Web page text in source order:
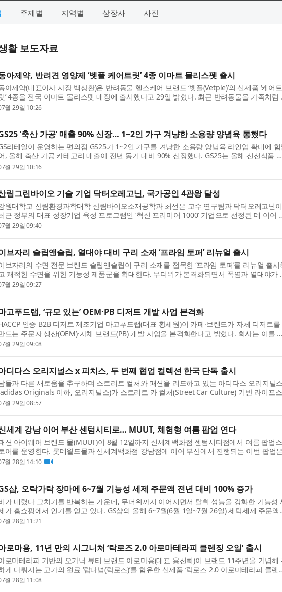
주제별 지역별 상장사 사진
활 보도자료
아제약, 반려견 영양제 ‘벳플 케어트릿’ 4종 이마트 몰리스펫 출시
아제약(대표이사 사장 백상환)은 반려동물 헬스케어 브랜드 ‘벳플(Vetple)’의 신제품 ‘케어트
’ 4종을 전국 이마트 몰리스펫 매장에 출시했다고 29일 밝혔다. 최근 반려동물을 가족처럼
는 ‘펫 휴머니제이션(Pet Hum...
월 29일 10:26
‘축산 가공’ 매출 90% 신장… 1~2인 가구 겨냥한 소용량 양념육 통했다
리테일이 운영하는 편의점 GS25가 1~2인 가구를 겨냥한 소용량 양념육 라인업 확대에 힘
, 올해 축산 가공 카테고리 매출이 전년 동기 대비 90% 신장했다. GS25는 올해 신선식품 경
력 강화 전략의 일환으로 축산 상...
월 29일 10:16
림그린바이오 기술 기업 닥터오레고닌, 국가공인 4관왕 달성
원대학교 산림환경과학대학 산림바이오소재공학과 최선은 교수 연구팀과 닥터오레고닌이
근 정부의 대표 성장기업 육성 프로그램인 ‘혁신 프리미어 1000’ 기업으로 선정된 데 이어
축산식품부 농림식품 신기술(NET)...
월 29일 09:40
브자리 슬립앤슬립, 열대야 대비 구리 소재 ‘프라임 토퍼’ 리뉴얼 출시
브자리의 수면 전문 브랜드 슬립앤슬립이 구리 소재를 접목한 ‘프라임 토퍼’를 리뉴얼 출시
쾌적한 수면을 위한 기능성 제품군을 확대한다. 무더위가 본격화되면서 폭염과 열대야가
질 전망이다. 기상청에 따르면...
월 29일 09:27
고푸드랩, ‘규모 있는’ OEM·PB 디저트 개발 사업 본격화
인증 B2B 디저트 제조기업 마고푸드랩(대표 황세원)이 카페·브랜드가 자체 디저트를
드는 주문자 생산(OEM)·자체 브랜드(PB) 개발 사업을 본격화한다고 밝혔다. 회사는 이를 단
한 ‘소량 주문 대행’이 아니라 목표...
월 29일 09:08
디다스 오리지널스 x 피치스, 두 번째 협업 컬렉션 한국 단독 출시
들과 다른 새로움을 추구하며 스트리트 컬처와 패션을 리드하고 있는 아디다스 오리지널스
Originals 이하, 오리지널스)가 스트리트 카 컬처(Street Car Culture) 기반 라이프스
일 브랜드 피치스(Peaches.)와 함...
월 29일 08:57
세계 강남 이어 부산 센텀시티로… MUUT, 체험형 여름 팝업 연다
션 아이웨어 브랜드 뭍(MUUT)이 8월 12일까지 신세계백화점 센텀시티점에서 여름 팝업스
어를 운영한다. 롯데월드몰과 신세계백화점 강남점에 이어 부산에서 진행되는 이번 팝업은
의 아이웨어와 다양한 체험형 콘텐...
월 28일 14:10
샵, 오락가락 장마에 6~7월 기능성 세제 주문액 전년 대비 100% 증가
가 내렸다 그치기를 반복하는 가운데, 무더위까지 이어지면서 탈취 성능을 강화한 기능성
가 홈쇼핑에서 인기를 얻고 있다. GS샵의 올해 6~7월(6월 1일~7월 26일) 세탁세제 주문액
억원으로, 전년 동기 25억원보...
월 28일 11:21
로마용, 11년 만의 시그니처 ‘락로즈 2.0 아로마테라피 클렌징 오일’ 출시
로마테라피 기반의 오가닉 뷰티 브랜드 아로마용(대표 용선희)이 브랜드 11주년을 기념해
게 다뤄지는 고가의 원료 ‘랍다넘(락로즈)’를 함유한 신제품 ‘락로즈 2.0 아로마테라피 클렌
일’을 출시했다. 또한 출시...
월 28일 11:08